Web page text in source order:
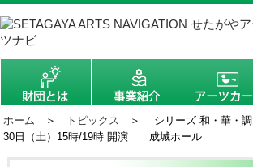
ホーム ＞ トピックス
＞ シリーズ 和・華・
30日（土）15時/19時 開演 成城ホール